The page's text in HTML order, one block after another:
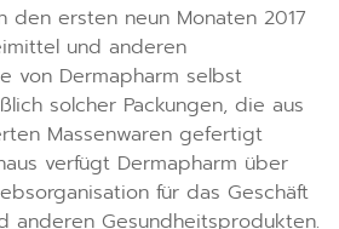
den ersten neun Monaten 2017
und anderen
von Dermapharm selbst
solcher Packungen, die aus
Massenwaren gefertigt
verfügt Dermapharm über
für das Geschäft
anderen Gesundheitsprodukten.